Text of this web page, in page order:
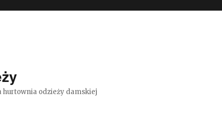
hurtownia odzieży damskiej